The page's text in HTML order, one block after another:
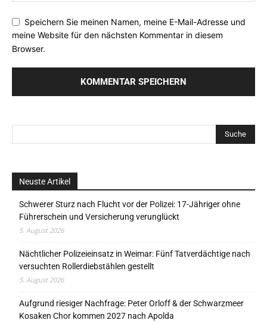
Speichern Sie meinen Namen, meine E-Mail-Adresse und
meine Website für den nächsten Kommentar in diesem
Browser.
Neuste Artikel
Schwerer Sturz nach Flucht vor der Polizei: 17-Jähriger ohne
Führerschein und Versicherung verunglückt
5. August 2026
Nächtlicher Polizeieinsatz in Weimar: Fünf Tatverdächtige nach
versuchten Rollerdiebstählen gestellt
5. August 2026
Aufgrund riesiger Nachfrage: Peter Orloff & der Schwarzmeer
Kosaken Chor kommen 2027 nach Apolda